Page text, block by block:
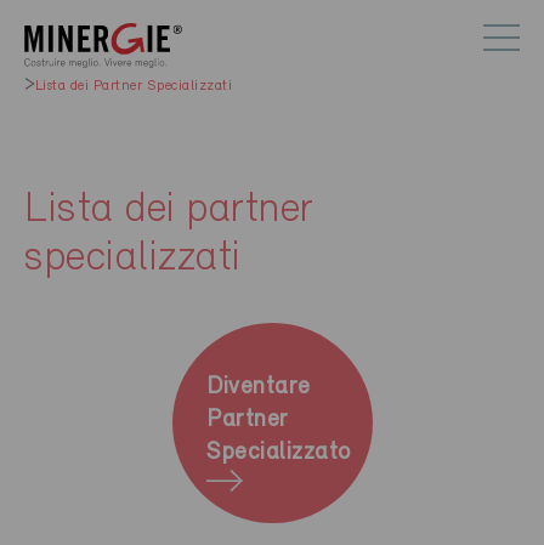
Lista dei Partner Specializzati
Lista dei partner
specializzati
Diventare
Partner
Specializzato